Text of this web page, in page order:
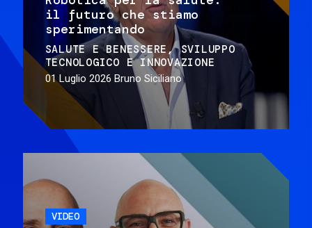
il futuro che stiamo
sperimentando
SALUTE E BENESSERE
SVILUPPO
TECNOLOGICO E INNOVAZIONE
01 Luglio 2026 Bruno Siciliano
VIDEO